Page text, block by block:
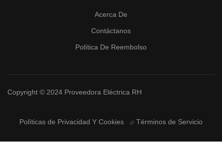
Acerca De
Contáctanos
Política De Reembolso
Copyright © 2024 Proveedora Eléctrica RH
Políticas de Privacidad Y Cookies Términos de Servicio